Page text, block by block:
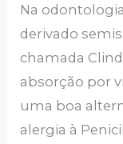
Na
derivado
chamada
absorção por
uma boa
alergia à